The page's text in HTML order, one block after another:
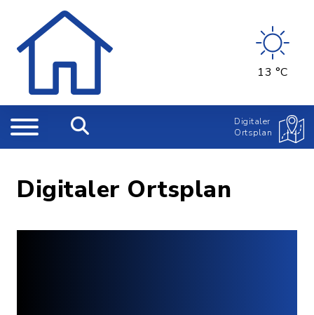
13 °C
Digitaler
Ortsplan
Digitaler Ortsplan